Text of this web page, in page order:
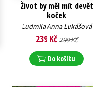
Život by měl mít devět
koček
Ludmila Anna Lukášová
239 Kč 299 Kč
Do košíku